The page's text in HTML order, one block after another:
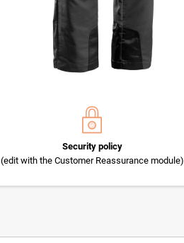
Security policy
(edit with the Customer Reassurance module)